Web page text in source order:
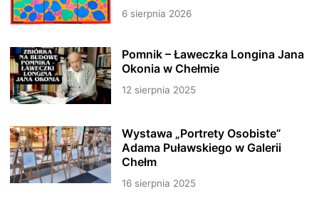
6 sierpnia 2026
Pomnik – Ławeczka Longina Jana
Okonia w Chełmie
12 sierpnia 2025
Wystawa „Portrety Osobiste”
Adama Puławskiego w Galerii
Chełm
16 sierpnia 2025